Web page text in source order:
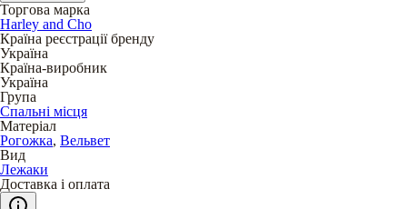
Торгова марка
Harley and Cho
Країна реєстрації бренду
Україна
Країна-виробник
Україна
Група
Спальні місця
Матеріал
Рогожка, Вельвет
Вид
Лежаки
Доставка і оплата